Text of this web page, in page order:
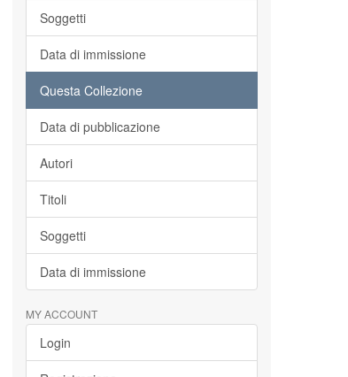
Soggetti
Data di immissione
Questa Collezione
Data di pubblicazione
Autori
Titoli
Soggetti
Data di immissione
MY ACCOUNT
Login